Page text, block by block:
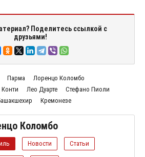
Поделитесь ссылкой с
друзьями!
Парма
Лоренцо Коломбо
Конти Лео Дуарте
Стефано Пиоли
Кремонезе
Коломбо
Новости Статьи